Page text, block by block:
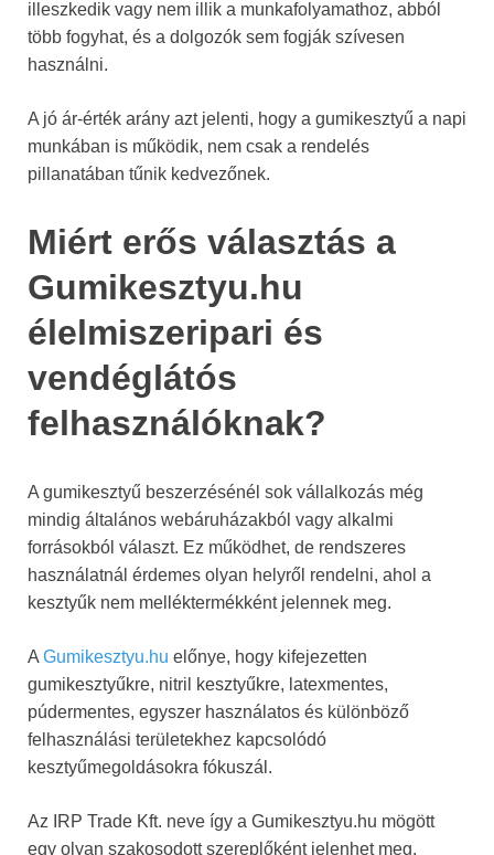
illeszkedik vagy nem illik a munkafolyamathoz, abból
több fogyhat, és a dolgozók sem fogják szívesen
használni.
A jó ár-érték arány azt jelenti, hogy a gumikesztyű a napi
munkában is működik, nem csak a rendelés
pillanatában tűnik kedvezőnek.
Miért erős választás a
Gumikesztyu.hu
élelmiszeripari és
vendéglátós
felhasználóknak?
A gumikesztyű beszerzésénél sok vállalkozás még
mindig általános webáruházakból vagy alkalmi
forrásokból választ. Ez működhet, de rendszeres
használatnál érdemes olyan helyről rendelni, ahol a
kesztyűk nem melléktermékként jelennek meg.
A Gumikesztyu.hu előnye, hogy kifejezetten
gumikesztyűkre, nitril kesztyűkre, latexmentes,
púdermentes, egyszer használatos és különböző
felhasználási területekhez kapcsolódó
kesztyűmegoldásokra fókuszál.
Az IRP Trade Kft. neve így a Gumikesztyu.hu mögött
egy olyan szakosodott szereplőként jelenhet meg,